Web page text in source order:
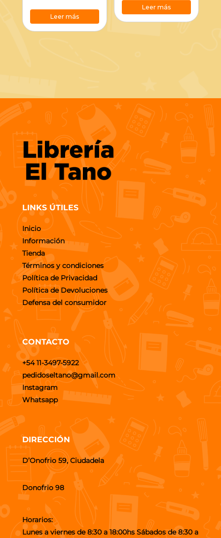
Leer más
Leer más
LINKS ÚTILES
Inicio
Información
Tienda
Términos y condiciones
Política de Privacidad
Política de Devoluciones
Defensa del consumidor
CONTACTO
+54 11-3497-5922
pedidoseltano@gmail.com
Instagram
Whatsapp
DIRECCIÓN
D’Onofrio 59, Ciudadela
Donofrio 98
Horarios:
Lunes a viernes de 8:30 a 18:00hs Sábados de 8:30 a